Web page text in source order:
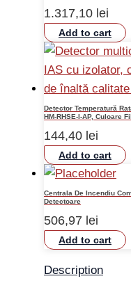
1.317,10 lei
Add to cart
Detector Temperatură
HM-RHSE-I-AP, Culoare
144,40 lei
Add to cart
Centrala De Incendiu
Detectoare
506,97 lei
Add to cart
Description